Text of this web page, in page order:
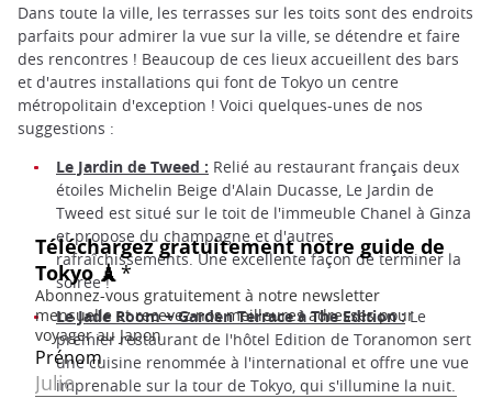
Dans toute la ville, les terrasses sur les toits sont des endroits
parfaits pour admirer la vue sur la ville, se détendre et faire
des rencontres ! Beaucoup de ces lieux accueillent des bars
et d'autres installations qui font de Tokyo un centre
métropolitain d'exception ! Voici quelques-unes de nos
suggestions :
Le Jardin de Tweed : Relié au restaurant français deux
étoiles Michelin Beige d'Alain Ducasse, Le Jardin de
Tweed est situé sur le toit de l'immeuble Chanel à Ginza
et propose du champagne et d'autres
rafraîchissements. Une excellente façon de terminer la
soirée !
Le Jade Room + Garden Terrace à The Edition :Le
premier restaurant de l'hôtel Edition de Toranomon sert
une cuisine renommée à l'international et offre une vue
imprenable sur la tour de Tokyo, qui s'illumine la nuit.